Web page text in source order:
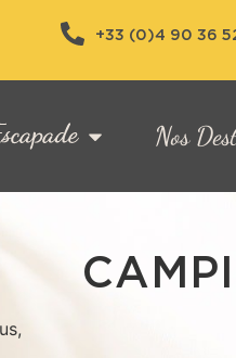
+33 (0)4 90 36
Nos